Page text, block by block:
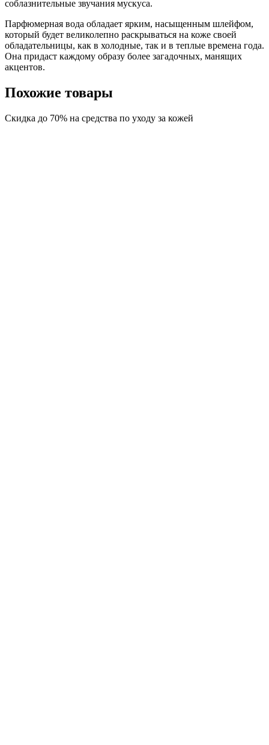
соблазнительные звучания мускуса.
Парфюмерная вода обладает ярким, насыщенным шлейфом,
который будет великолепно раскрываться на коже своей
обладательницы, как в холодные, так и в теплые времена года.
Она придаст каждому образу более загадочных, манящих
акцентов.
Похожие товары
Скидка до 70% на средства по уходу за кожей